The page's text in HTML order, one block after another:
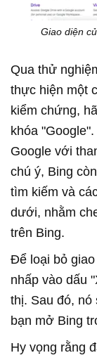
Giao diện
Qua thử
thực hiện một
kiểm chứng,
khóa
Google với
chú ý, Bing
tìm kiếm và
dưới, nhằm
trên Bing.
Để loại bỏ
nhấp vào dấu
thị. Sau đó, nó
bạn mở Bing
Hy vọng rằng